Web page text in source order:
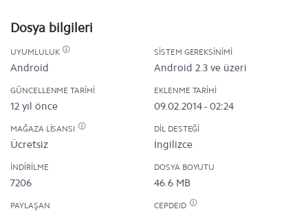
Dosya bilgileri
UYUMLULUK
Android
SISTEM GEREKSINIMI
Android 2.3 ve üzeri
GÜNCELLENME TARIHI
12 yıl önce
EKLENME TARIHI
09.02.2014 - 02:24
MAĞAZA LISANSI
Ücretsiz
DIL DESTEĞI
İngilizce
İNDIRILME
7206
DOSYA BOYUTU
46.6 MB
PAYLAŞAN CEPDEID